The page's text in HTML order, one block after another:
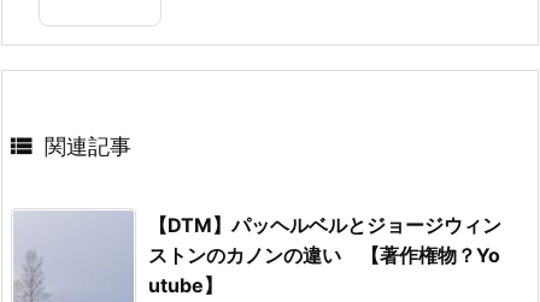
 関連記事
【DTM】パッヘルベルとジョージウィン
ストンのカノンの違い 【著作権物？Yo
utube】